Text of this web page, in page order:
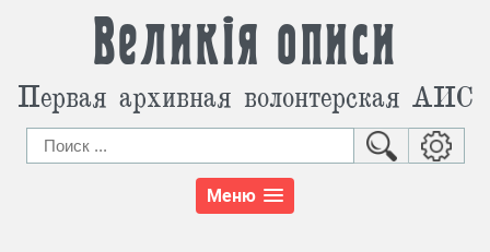
Великія описи
Первая архивная волонтерская АИС
Меню